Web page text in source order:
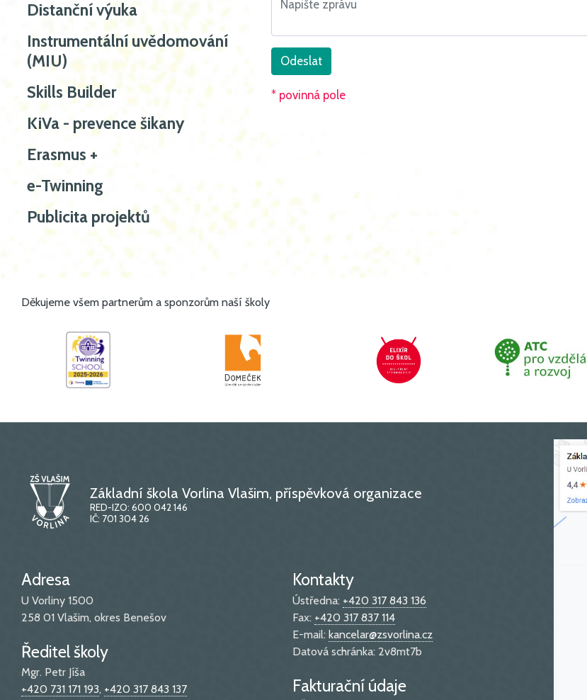
Distanční výuka
Instrumentální uvědomování
(MIU)
Skills Builder
KiVa - prevence šikany
Erasmus +
e-Twinning
Publicita projektů
* povinná pole
Děkujeme všem partnerům a sponzorům naší školy
Základní škola Vorlina Vlašim, příspěvková organizace
RED-IZO: 600 042 146
IČ: 701 304 26
Adresa
U Vorliny 1500
258 01 Vlašim, okres Benešov
Ředitel školy
Mgr. Petr Jíša
+420 731 171 193, +420 317 843 137
Kontakty
Ústředna: +420 317 843 136
Fax: +420 317 837 114
E-mail:kancelar@zsvorlina.cz
Datová schránka: 2v8mt7b
Fakturační údaje